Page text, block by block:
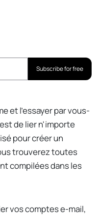
Subscribe for free
et l'essayer par vous-
de lier n'importe
pour créer un
trouverez toutes
compilées dans les
vos comptes e-mail,